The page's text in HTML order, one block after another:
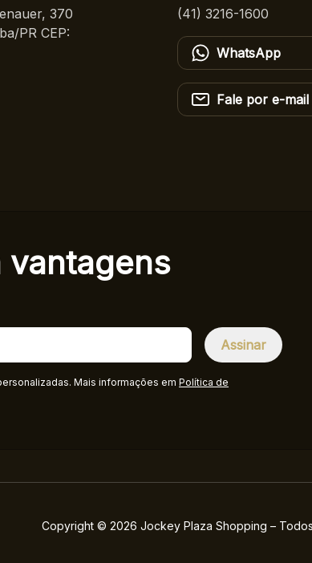
370
PR CEP:
(41) 3216-1600
WhatsApp
Fale por e-mail
vantagens
Mais informações em Política de
Copyright © 2026 Jockey Plaza Shopping –